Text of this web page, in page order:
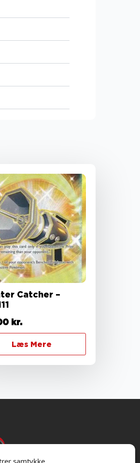
samtykke
Catcher –
kr.
Læs Mere